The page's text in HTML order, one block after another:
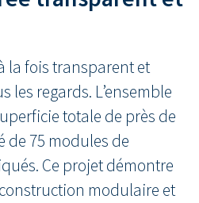
la fois transparent et
regards. L’ensemble
totale de près de
de 75 modules de
Ce projet démontre
modulaire et